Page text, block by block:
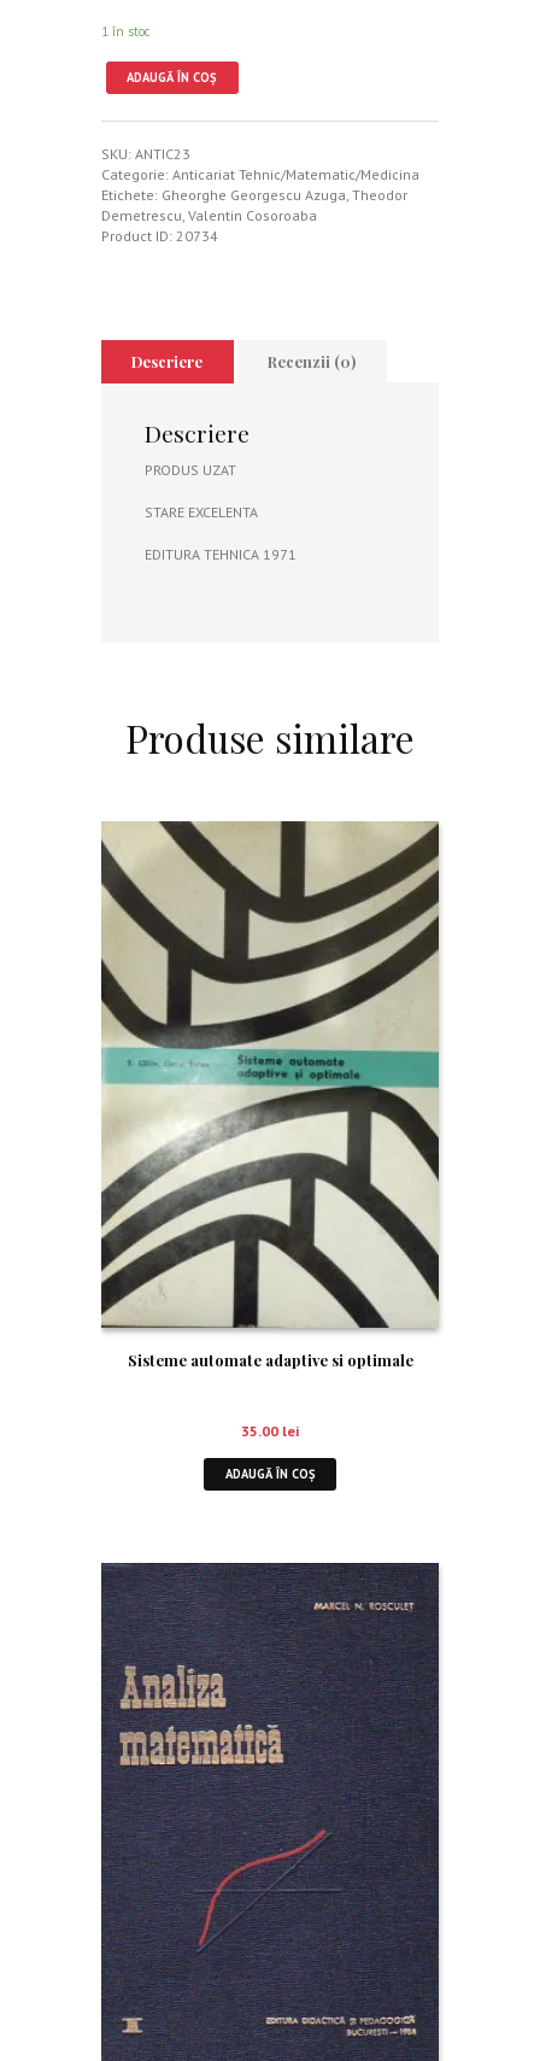
1 în stoc
ADAUGĂ ÎN COȘ
SKU: ANTIC23
Categorie: Anticariat Tehnic/Matematic/Medicina
Etichete: Gheorghe Georgescu Azuga, Theodor
Demetrescu, Valentin Cosoroaba
Product ID: 20734
Descriere Recenzii (0)
Descriere
PRODUS UZAT
STARE EXCELENTA
EDITURA TEHNICA 1971
Produse similare
Sisteme automate adaptive si optimale
35.00 lei
ADAUGĂ ÎN COȘ